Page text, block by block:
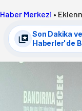
Haber Merkezi •
Son Dakika
Haberler'de